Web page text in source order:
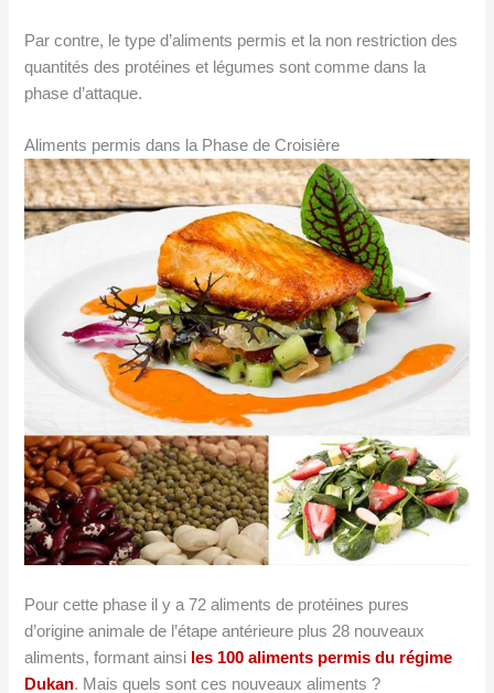
Par contre, le type d’aliments permis et la non restriction des
quantités des protéines et légumes sont comme dans la
phase d’attaque.
Aliments permis dans la Phase de Croisière
Pour cette phase il y a 72 aliments de protéines pures
d’origine animale de l’étape antérieure plus 28 nouveaux
aliments, formant ainsi les 100 aliments permis du régime
Dukan. Mais quels sont ces nouveaux aliments ?